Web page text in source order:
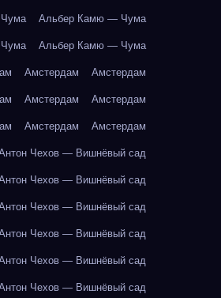
Альбер Камю — Чума
Альбер Камю — Чума
Амстердам Амстердам
Амстердам Амстердам
Амстердам Амстердам
Чехов — Вишнёвый сад
Чехов — Вишнёвый сад
Чехов — Вишнёвый сад
Чехов — Вишнёвый сад
Чехов — Вишнёвый сад
Чехов — Вишнёвый сад